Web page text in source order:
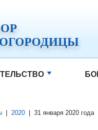
| 2020 | 31 января 2020 года